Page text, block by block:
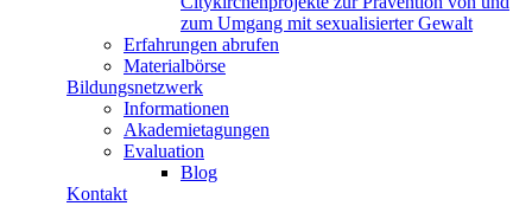
zum Umgang mit sexualisierter Gewalt
Erfahrungen abrufen
Materialbörse
Bildungsnetzwerk
Informationen
Akademietagungen
Evaluation
Blog
Kontakt